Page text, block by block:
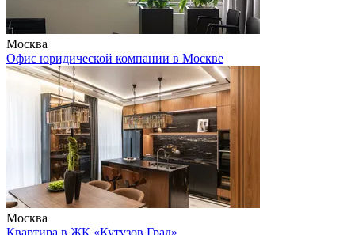
Москва
Офис юридической компании в Москве
Москва
Квартира в ЖК «Кутузов Град»